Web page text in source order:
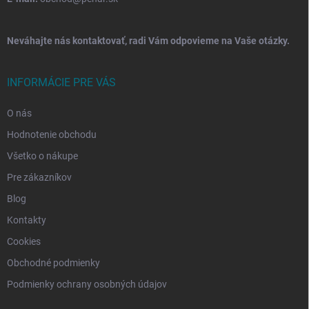
Neváhajte nás kontaktovať, radi Vám odpovieme na Vaše otázky.
INFORMÁCIE PRE VÁS
O nás
Hodnotenie obchodu
Všetko o nákupe
Pre zákazníkov
Blog
Kontakty
Cookies
Obchodné podmienky
Podmienky ochrany osobných údajov